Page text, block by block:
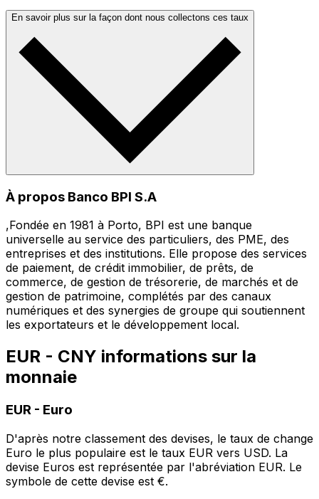
En savoir plus sur la façon dont nous collectons ces taux
À propos Banco BPI S.A
,Fondée en 1981 à Porto, BPI est une banque
universelle au service des particuliers, des PME, des
entreprises et des institutions. Elle propose des services
de paiement, de crédit immobilier, de prêts, de
commerce, de gestion de trésorerie, de marchés et de
gestion de patrimoine, complétés par des canaux
numériques et des synergies de groupe qui soutiennent
les exportateurs et le développement local.
EUR - CNY informations sur la
monnaie
EUR - Euro
D'après notre classement des devises, le taux de change
Euro le plus populaire est le taux EUR vers USD. La
devise Euros est représentée par l'abréviation EUR. Le
symbole de cette devise est €.